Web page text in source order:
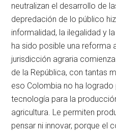
neutralizan el desarrollo de
depredación de lo público
informalidad, la ilegalidad y
ha sido posible una reforma
jurisdicción agraria
de la República, con tantas
eso Colombia no ha
tecnología para la
agricultura. Le permiten
pensar ni innovar, porque el